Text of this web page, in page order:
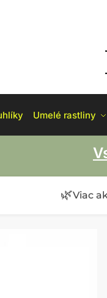
Umelé rastliny
🌿Viac